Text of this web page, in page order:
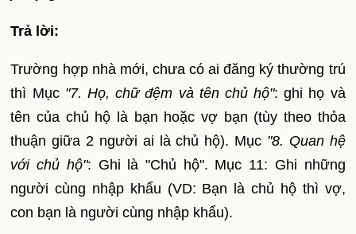
Trả lời:
Trường hợp nhà mới, chưa có ai đăng ký thường trú
thì Mục "7. Họ, chữ đệm và tên chủ hộ": ghi họ và
tên của chủ hộ là bạn hoặc vợ bạn (tùy theo thỏa
thuận giữa 2 người ai là chủ hộ). Mục "8. Quan hệ
với chủ hộ": Ghi là "Chủ hộ". Mục 11: Ghi những
người cùng nhập khẩu (VD: Bạn là chủ hộ thì vợ,
con bạn là người cùng nhập khẩu).